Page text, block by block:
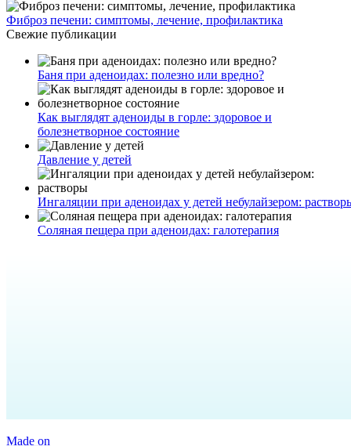
Фиброз печени: симптомы, лечение, профилактика
Свежие публикации
Баня при аденоидах: полезно или вредно?
Как выглядят аденоиды в горле: здоровое и
болезнетворное состояние
Давление у детей
Ингаляции при аденоидах у детей небулайзером:
Соляная пещера при аденоидах: галотерапия
Made on